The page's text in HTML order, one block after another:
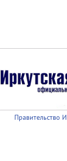
Правительство